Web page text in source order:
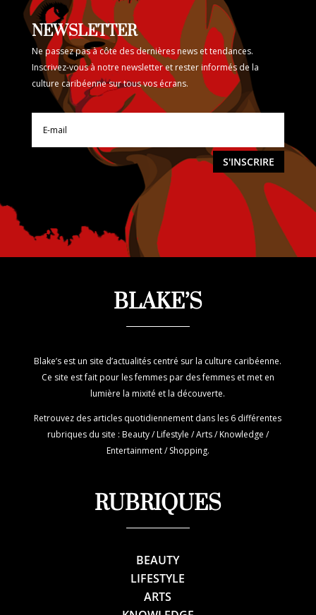
NEWSLETTER
Ne passez pas à côte des dernières news et tendances.
Inscrivez-vous à notre newsletter et rester informés de la
culture caribéenne sur tous vos écrans.
S'INSCRIRE
BLAKE’S
Blake’s est un site d’actualités centré sur la culture caribéenne.
Ce site est fait pour les femmes par des femmes et met en
lumière la mixité et la découverte.
Retrouvez des articles quotidiennement dans les 6 différentes
rubriques du site : Beauty / Lifestyle / Arts / Knowledge /
Entertainment / Shopping.
RUBRIQUES
BEAUTY
LIFESTYLE
ARTS